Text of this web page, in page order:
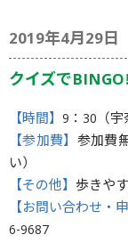
2019年4月29日
クイズで
【時間】 9：30（
【参加費】 参加費
い）
【その他】 歩きや
【お問い合わせ・
6-9687